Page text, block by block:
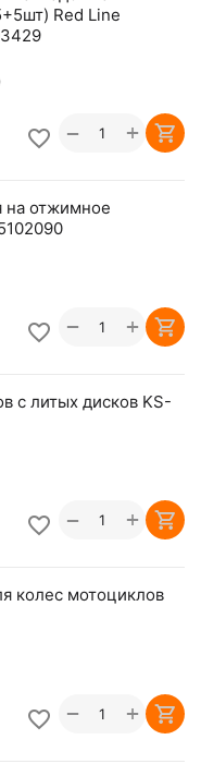
Red Line
+
−
на отжимное
+
−
с литых дисков KS-
+
−
колес мотоциклов
+
−